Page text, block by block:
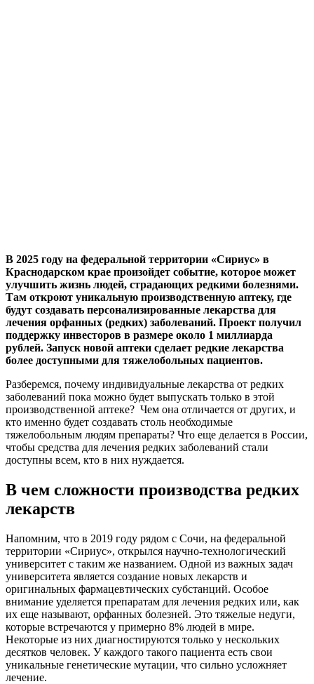
В 2025 году на федеральной территории «Сириус» в
Краснодарском крае произойдет событие, которое может
улучшить жизнь людей, страдающих редкими болезнями.
Там откроют уникальную производственную аптеку, где
будут создавать персонализированные лекарства для
лечения орфанных (редких) заболеваний. Проект получил
поддержку инвесторов в размере около 1 миллиарда
рублей. Запуск новой аптеки сделает редкие лекарства
более доступными для тяжелобольных пациентов.
Разберемся, почему индивидуальные лекарства от редких
заболеваний пока можно будет выпускать только в этой
производственной аптеке? Чем она отличается от других, и
кто именно будет создавать столь необходимые
тяжелобольным людям препараты? Что еще делается в России,
чтобы средства для лечения редких заболеваний стали
доступны всем, кто в них нуждается.
В чем сложности производства редких
лекарств
Напомним, что в 2019 году рядом с Сочи, на федеральной
территории «Сириус», открылся научно-технологический
университет с таким же названием. Одной из важных задач
университета является создание новых лекарств и
оригинальных фармацевтических субстанций. Особое
внимание уделяется препаратам для лечения редких или, как
их еще называют, орфанных болезней. Это тяжелые недуги,
которые встречаются у примерно 8% людей в мире.
Некоторые из них диагностируются только у нескольких
десятков человек. У каждого такого пациента есть свои
уникальные генетические мутации, что сильно усложняет
лечение.